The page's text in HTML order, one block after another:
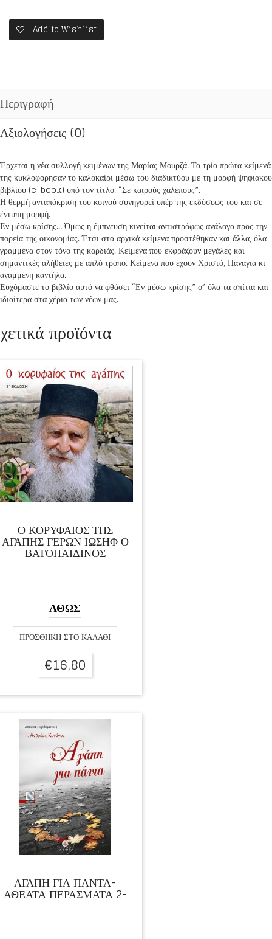
Add to Wishlist
Περιγραφή
Αξιολογήσεις (0)
Έρχεται η νέα συλλογή κειμένων της Μαρίας Μουρζά. Τα τρία πρώτα κείμενά
της κυκλοφόρησαν το καλοκαίρι μέσω του διαδικτύου με τη μορφή ψηφιακού
βιβλίου (e-book) υπό τον τίτλο: “Σε καιρούς χαλεπούς”.
Η θερμή ανταπόκριση του κοινού συνηγορεί υπέρ της εκδόσεώς του και σε
έντυπη μορφή.
Εν μέσω κρίσης… Όμως η έμπνευση κινείται αντιστρόφως ανάλογα προς την
πορεία της οικονομίας. Έτσι στα αρχικά κείμενα προστέθηκαν και άλλα, όλα
γραμμένα στον τόνο της καρδιάς. Κείμενα που εκφράζουν μεγάλες και
σημαντικές αλήθειες με απλό τρόπο. Κείμενα που έχουν Χριστό, Παναγιά κι
αναμμένη καντήλα.
Ευχόμαστε το βιβλίο αυτό να φθάσει “Εν μέσω κρίσης” σ’ όλα τα σπίτια και
ιδιαίτερα στα χέρια των νέων μας.
προϊόντα
Ο ΚΟΡΥΦΑΙΟΣ ΤΗΣ
ΑΓΑΠΗΣ ΓΕΡΩΝ ΙΩΣΗΦ Ο
ΒΑΤΟΠΑΙΔΙΝΟΣ
ΑΘΩΣ
ΠΡΟΣΘΉΚΗ ΣΤΟ ΚΑΛΆΘΙ
€16,80
ΑΓΑΠΗ ΓΙΑ ΠΑΝΤΑ-
ΑΘΕΑΤΑ ΠΕΡΑΣΜΑΤΑ 2-